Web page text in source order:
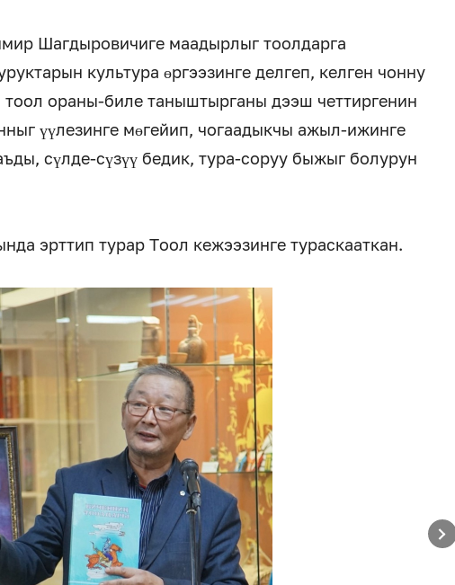
Шагдыровичиге маадырлыг тоолдарга
культура өргээзинге делгеп, келген чонну
ораны-биле таныштырганы дээш четтиргенин
үүлезинге мөгейип, чогаадыкчы ажыл-ижинге
сүлде-сүзүү бедик, тура-соруу быжыг болурун
эрттип турар Тоол кежээзинге тураскааткан.